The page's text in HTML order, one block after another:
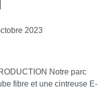
2023
Notre parc
fibre et une cintreuse E-